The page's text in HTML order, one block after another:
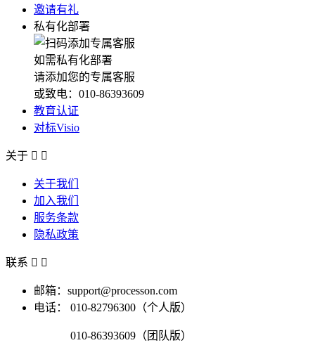
邀请有礼
私有化部署
如需私有化部署
请添加您的专属客服
或致电：010-86393609
教育认证
对标Visio
关于  
关于我们
加入我们
服务条款
隐私政策
联系  
邮箱：support@processon.com
电话：
010-82796300（个人版）
010-86393609（团队版）